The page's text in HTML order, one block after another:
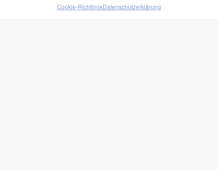
Cookie-RichtlinieDatenschutzerklärung